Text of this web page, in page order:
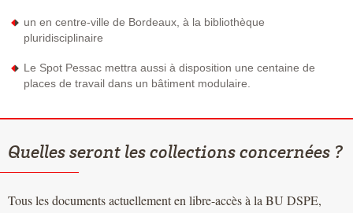
un en centre-ville de Bordeaux, à la bibliothèque
pluridisciplinaire
Le Spot Pessac mettra aussi à disposition une centaine de
places de travail dans un bâtiment modulaire.
Quelles seront les collections concernées ?
Tous les documents actuellement en libre-accès à la BU DSPE,